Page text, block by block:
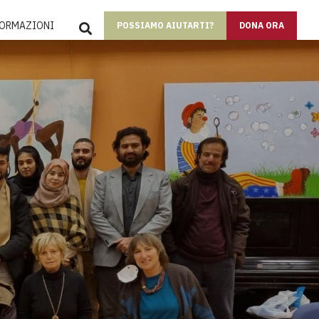
POSSIAMO AIUTARTI? DONA ORA